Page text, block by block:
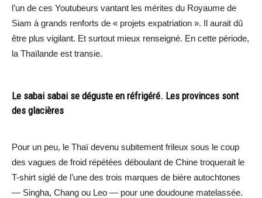
l’un de ces Youtubeurs vantant les mérites du Royaume de
Siam à grands renforts de « projets expatriation ». Il aurait dû
être plus vigilant. Et surtout mieux renseigné. En cette période,
la Thaïlande est transie.
Le sabai sabai se déguste en réfrigéré. Les provinces sont
des glacières
Pour un peu, le Thaï devenu subitement frileux sous le coup
des vagues de froid répétées déboulant de Chine troquerait le
T-shirt siglé de l’une des trois marques de bière autochtones
— Singha, Chang ou Leo — pour une doudoune matelassée.